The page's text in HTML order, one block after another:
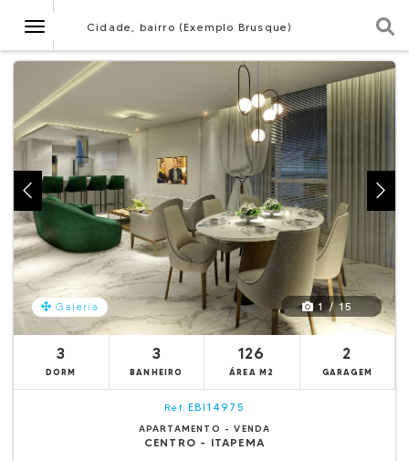
NavegaçãoCidade, bairro (Exemplo Brusque)
Galeria 1 / 15
3
DORM
3
BANHEIRO
126
ÁREA M2
2
GARAGEM
Ref. EBI14975
APARTAMENTO - VENDA
CENTRO - ITAPEMA